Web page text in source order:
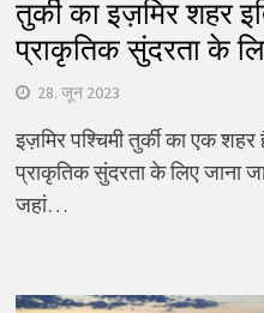
तुर्की का इज़मिर शहर
प्राकृतिक सुंदरता के
28. जून 2023
इज़मिर पश्चिमी तुर्की का एक
प्राकृतिक सुंदरता के लिए जाना
जहां…